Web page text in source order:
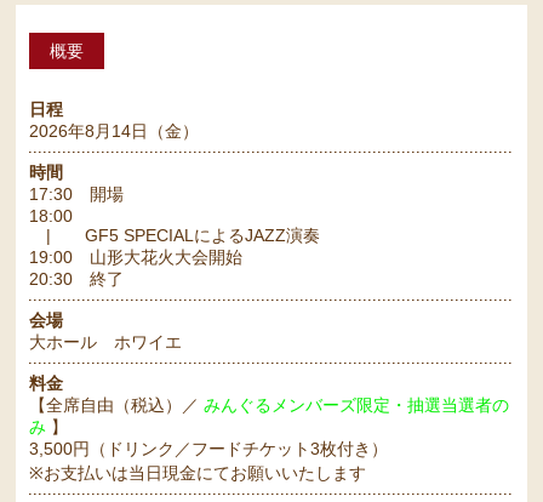
概要
日程
2026年8月14日（金）
時間
17:30 開場
18:00
| GF5 SPECIALによるJAZZ演奏
19:00 山形大花火大会開始
20:30 終了
会場
大ホール ホワイエ
料金
【全席自由（税込）／ みんぐるメンバーズ限定・抽選当選者の
み 】
3,500円（ドリンク／フードチケット3枚付き）
※お支払いは当日現金にてお願いいたします